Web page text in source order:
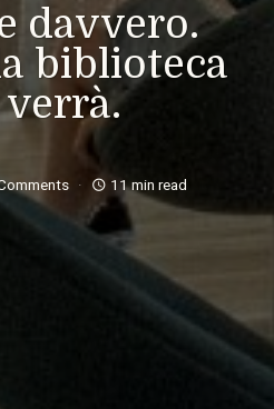
davvero.
biblioteca
verrà.
access_time 11 min read